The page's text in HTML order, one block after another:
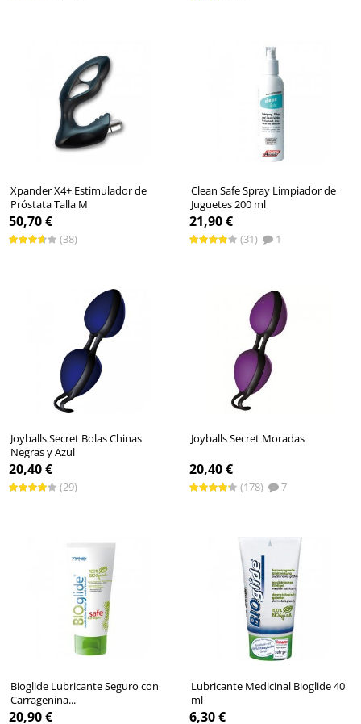
Xpander X4+ Estimulador de
Próstata Talla M
50,70 €
(38)
Clean Safe Spray Limpiador de
Juguetes 200 ml
21,90 €
(31) 1
Joyballs Secret Bolas Chinas
Negras y Azul
20,40 €
(29)
Joyballs Secret Moradas
20,40 €
(178) 7
Bioglide Lubricante Seguro con
Carragenina...
20,90 €
Lubricante Medicinal Bioglide 40
ml
6,30 €